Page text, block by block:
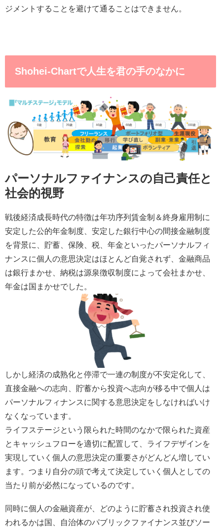
ジメントすることを避けて通ることはできません。
Shohei-Chartで人生を君の手のなかに
パーソナルファイナンスの自己責任と
社会的視野
戦後経済成長時代の特徴は年功序列賃金制＆終身雇用制に
安定した公的年金制度、安定した銀行中心の間接金融制度
を背景に、貯蓄、保険、税、年金といったパーソナルフィ
ナンスに個人の意思決定はほとんど自覚されず、金融商品
は銀行まかせ、納税は源泉徴収制度によって会社まかせ、
年金は国まかせでした。
しかし経済の成熟化と停滞で一連の制度が不安定化して、
直接金融への志向、貯蓄から投資へ志向が移る中で個人は
パーソナルフィナンスに関する意思決定をしなければいけ
なくなっています。
ライフステージという限られた時間のなかで限られた資産
とキャッシュフローを適切に配置して、ライフデザインを
実現していく個人の意思決定の重要さがどんどん増してい
ます。つまり自分の頭で考えて決定していく個人としての
当たり前が必然になっているのです。
同時に個人の金融資産が、どのように貯蓄され投資され使
われるかは国、自治体のパブリックファイナンス並びソー